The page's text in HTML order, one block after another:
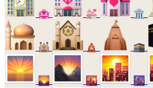
🏩 💒 🏛️
🕍 🛕 🕋
🌄 🌇 🌆